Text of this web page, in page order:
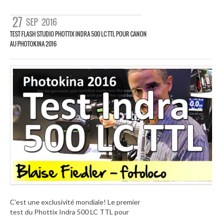
27 SEP 2016
TEST FLASH STUDIO PHOTTIX INDRA 500 LC TTL POUR CANON
AU PHOTOKINA 2016
C’est une exclusivité mondiale! Le premier
test du Phottix Indra 500 LC TTL pour